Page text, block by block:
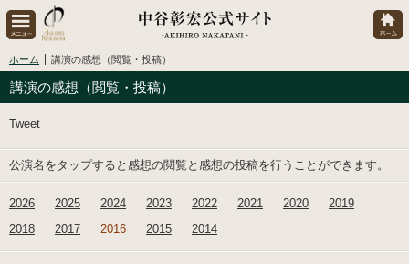
ホーム 講演の感想（閲覧・投稿）
講演の感想（閲覧・投稿）
Tweet
公演名をタップすると感想の閲覧と感想の投稿を行うことができます。
2026 2025 2024 2023 2022 2021 2020
2019
2018
2017 2016 2015 2014